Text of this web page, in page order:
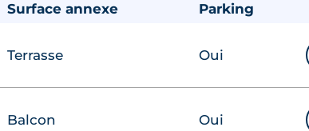
Surface annexe Parking
Terrasse Oui
Balcon Oui